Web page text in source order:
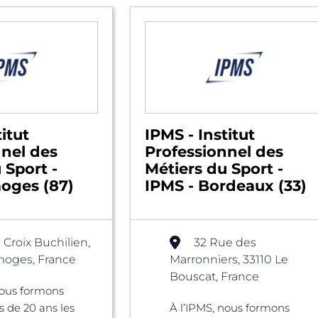
des
Sport -
(87)
Croix Buchilien,
France
formons
de 20 ans les
IPMS - Institut
Professionnel des
Métiers du Sport -
IPMS - Bordeaux (33)
32 Rue des
Marronniers, 33110 Le
Bouscat, France
À l’IPMS, nous formons